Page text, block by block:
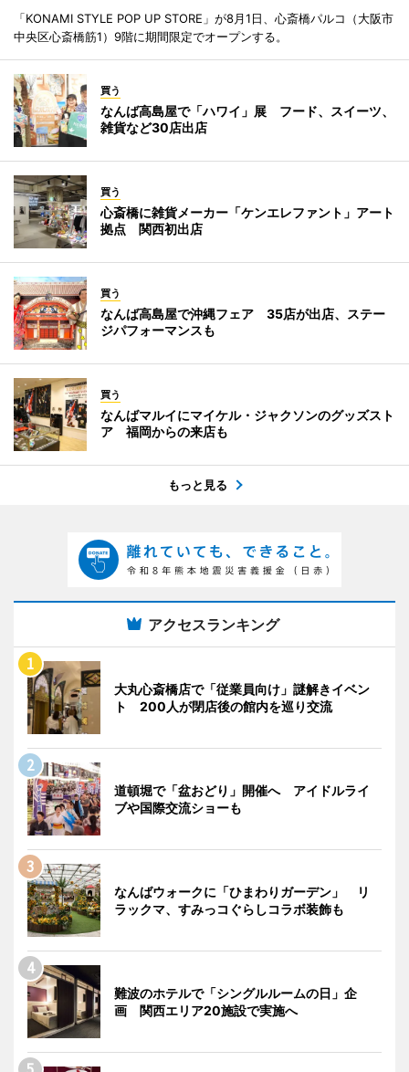
「KONAMI STYLE POP UP STORE」が8月1日、心斎橋パルコ（大阪市
中央区心斎橋筋1）9階に期間限定でオープンする。
買う
なんば高島屋で「ハワイ」展 フード、スイーツ、
雑貨など30店出店
買う
心斎橋に雑貨メーカー「ケンエレファント」アート
拠点 関西初出店
買う
なんば高島屋で沖縄フェア 35店が出店、ステー
ジパフォーマンスも
買う
なんばマルイにマイケル・ジャクソンのグッズスト
ア 福岡からの来店も
もっと見る
アクセスランキング
大丸心斎橋店で「従業員向け」謎解きイベン
ト 200人が閉店後の館内を巡り交流
道頓堀で「盆おどり」開催へ アイドルライ
ブや国際交流ショーも
なんばウォークに「ひまわりガーデン」 リ
ラックマ、すみっコぐらしコラボ装飾も
難波のホテルで「シングルルームの日」企
画 関西エリア20施設で実施へ